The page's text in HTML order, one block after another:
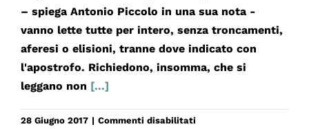
– spiega Antonio Piccolo in una sua nota -
vanno lette tutte per intero, senza troncamenti,
aferesi o elisioni, tranne dove indicato con
l'apostrofo. Richiedono, insomma, che si
leggano non [...]
28 Giugno 2017 | Commenti disabilitatisu